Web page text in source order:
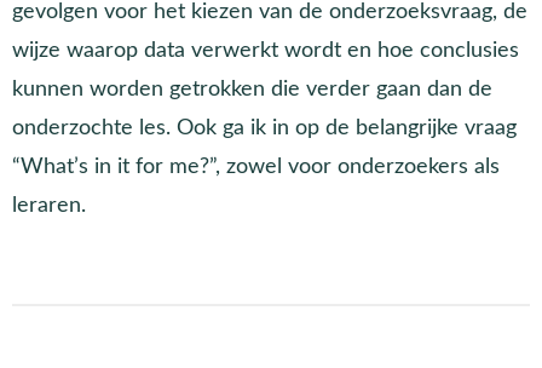
gevolgen voor het kiezen van de onderzoeksvraag, de
wijze waarop data verwerkt wordt en hoe conclusies
kunnen worden getrokken die verder gaan dan de
onderzochte les. Ook ga ik in op de belangrijke vraag
“What’s in it for me?”, zowel voor onderzoekers als
leraren.